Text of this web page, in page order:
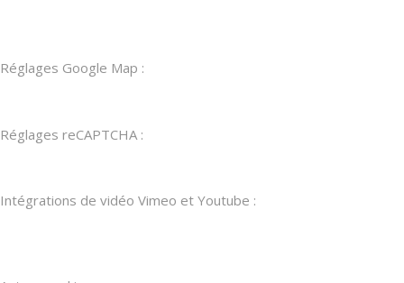
Réglages Google Map :
Réglages reCAPTCHA :
Intégrations de vidéo Vimeo et Youtube :